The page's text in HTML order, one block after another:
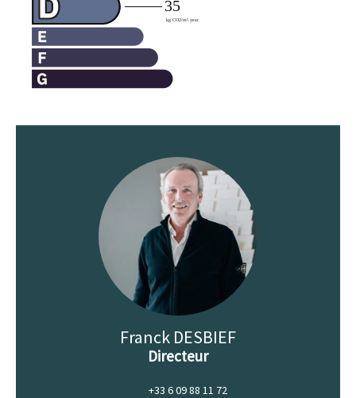
Franck DESBIEF
Directeur
+33 6 09 88 11 72